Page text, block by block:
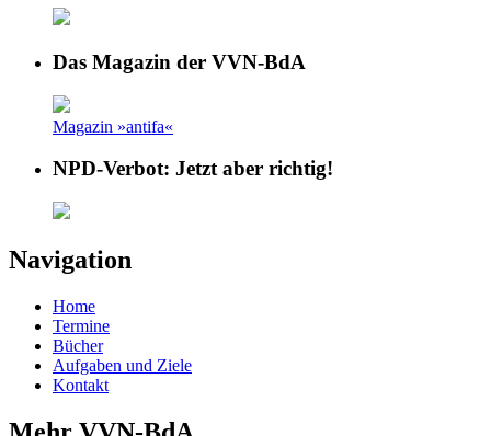
Das Magazin der VVN-BdA
Magazin »antifa«
NPD-Verbot: Jetzt aber richtig!
Navigation
Home
Termine
Bücher
Aufgaben und Ziele
Kontakt